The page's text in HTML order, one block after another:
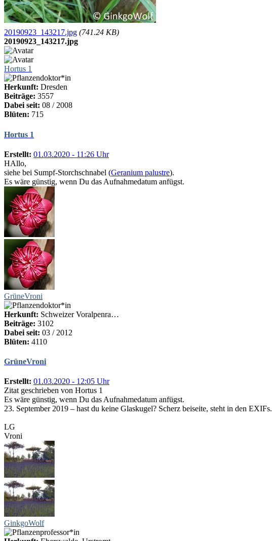
20190923_143217.jpg (741.24 KB)
20190923_143217.jpg
Hortus 1
Herkunft: Dresden
Beiträge: 3557
Dabei seit: 08 / 2008
Blüten: 715
Hortus 1
Erstellt: 01.03.2020 - 11:26 Uhr
HAllo,
siehe bei Sumpf-Storchschnabel (Geranium palustre).
Es wäre günstig, wenn Du das Aufnahmedatum anfügst.
GrüneVroni
Herkunft: Schweizer Voralpenra…
Beiträge: 3102
Dabei seit: 03 / 2012
Blüten: 4110
GrüneVroni
Erstellt: 01.03.2020 - 12:05 Uhr
Zitat geschrieben von Hortus 1
Es wäre günstig, wenn Du das Aufnahmedatum anfügst.
23. September 2019 – hast du keine Glaskugel? Scherz beiseite, steht in den EXIFs.
LG
Vroni
GinkgoWolf